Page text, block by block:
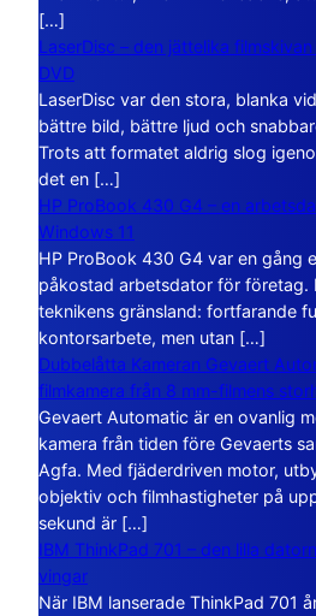
[…]
LaserDisc – den jättelika
DVD
LaserDisc var den stora, blanka
bättre bild, bättre ljud och
Trots att formatet aldrig slog
det en […]
HP ProBook 430 G4 – en
Windows 11
HP ProBook 430 G4 var en gång
påkostad arbetsdator för företag.
teknikens gränsland: fortfarande
kontorsarbete, men utan […]
Dubbelåtta Kameran Gevaert
filmkamera från 8 mm-filmens
Gevaert Automatic är en ovanlig
kamera från tiden före Gevaerts
Agfa. Med fjäderdriven motor,
objektiv och filmhastigheter på
sekund är […]
IBM ThinkPad 701 – den lilla
vingar
När IBM lanserade ThinkPad 701